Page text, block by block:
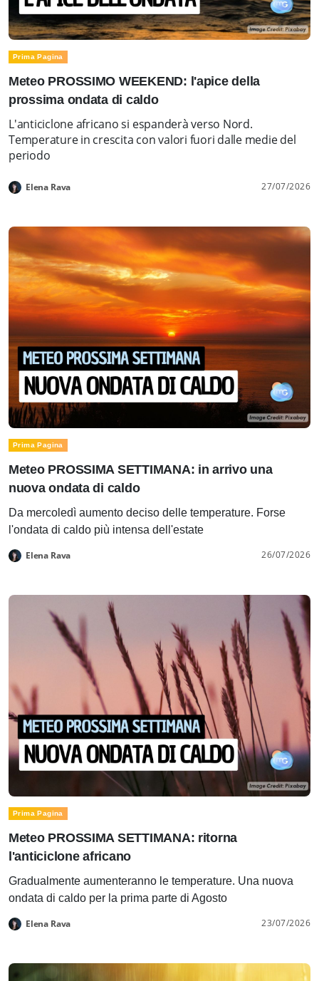
Prima Pagina
Meteo PROSSIMO WEEKEND: l'apice della
prossima ondata di caldo
L'anticiclone africano si espanderà verso Nord.
Temperature in crescita con valori fuori dalle medie del
periodo
Elena Rava 27/07/2026
Prima Pagina
Meteo PROSSIMA SETTIMANA: in arrivo una
nuova ondata di caldo
Da mercoledì aumento deciso delle temperature. Forse
l'ondata di caldo più intensa dell'estate
Elena Rava 26/07/2026
Prima Pagina
Meteo PROSSIMA SETTIMANA: ritorna
l'anticiclone africano
Gradualmente aumenteranno le temperature. Una nuova
ondata di caldo per la prima parte di Agosto
Elena Rava 23/07/2026